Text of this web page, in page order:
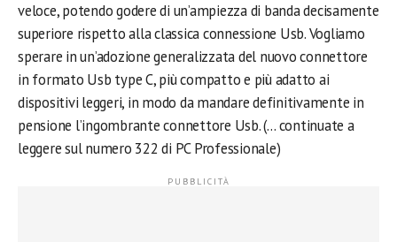
veloce, potendo godere di un’ampiezza di banda decisamente
superiore rispetto alla classica connessione Usb. Vogliamo
sperare in un’adozione generalizzata del nuovo connettore
in formato Usb type C, più compatto e più adatto ai
dispositivi leggeri, in modo da mandare definitivamente in
pensione l’ingombrante connettore Usb. (… continuate a
leggere sul numero 322 di PC Professionale)